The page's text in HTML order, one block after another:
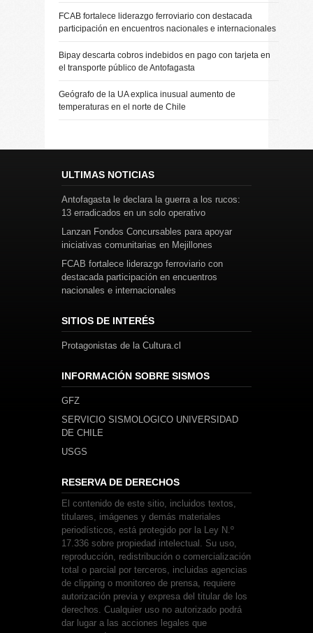
FCAB fortalece liderazgo ferroviario con destacada
participación en encuentros nacionales e internacionales
Bipay descarta cobros indebidos en pago con tarjeta en
el transporte público de Antofagasta
Geógrafo de la UA explica inusual aumento de
temperaturas en el norte de Chile
ULTIMAS NOTICIAS
Antofagasta le declara la guerra a los rucos:
13 erradicados en un solo operativo
Lanzan Fondos Concursables para apoyar
iniciativas comunitarias en Mejillones
FCAB fortalece liderazgo ferroviario con
destacada participación en encuentros
nacionales e internacionales
SITIOS DE INTERÉS
Protagonistas de la Cultura.cl
INFORMACIÓN SOBRE SISMOS
GFZ
SERVICIO SISMOLOGICO UNIVERSIDAD
DE CHILE
USGS
RESERVA DE DERECHOS
El contenido de este sitio, incluidos textos,
titulares, imágenes y demás materiales
periodísticos, está protegido por la Ley N.º
17.336 sobre propiedad intelectual. Su uso,
reproducción, redistribución o comercialización
total o parcial por terceros, incluidas agencias
de clipping o monitoreo de prensa, requiere
autorización previa y expresa del titular de los
derechos. Cualquier uso no autorizado podrá
dar lugar a las acciones legales que